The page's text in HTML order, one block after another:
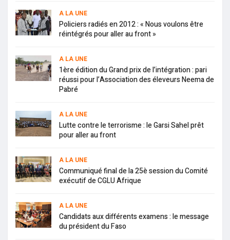
A LA UNE
Policiers radiés en 2012 : « Nous voulons être
réintégrés pour aller au front »
A LA UNE
1ère édition du Grand prix de l’intégration : pari
réussi pour l’Association des éleveurs Neema de
Pabré
A LA UNE
Lutte contre le terrorisme : le Garsi Sahel prêt
pour aller au front
A LA UNE
Communiqué final de la 25è session du Comité
exécutif de CGLU Afrique
A LA UNE
Candidats aux différents examens : le message
du président du Faso